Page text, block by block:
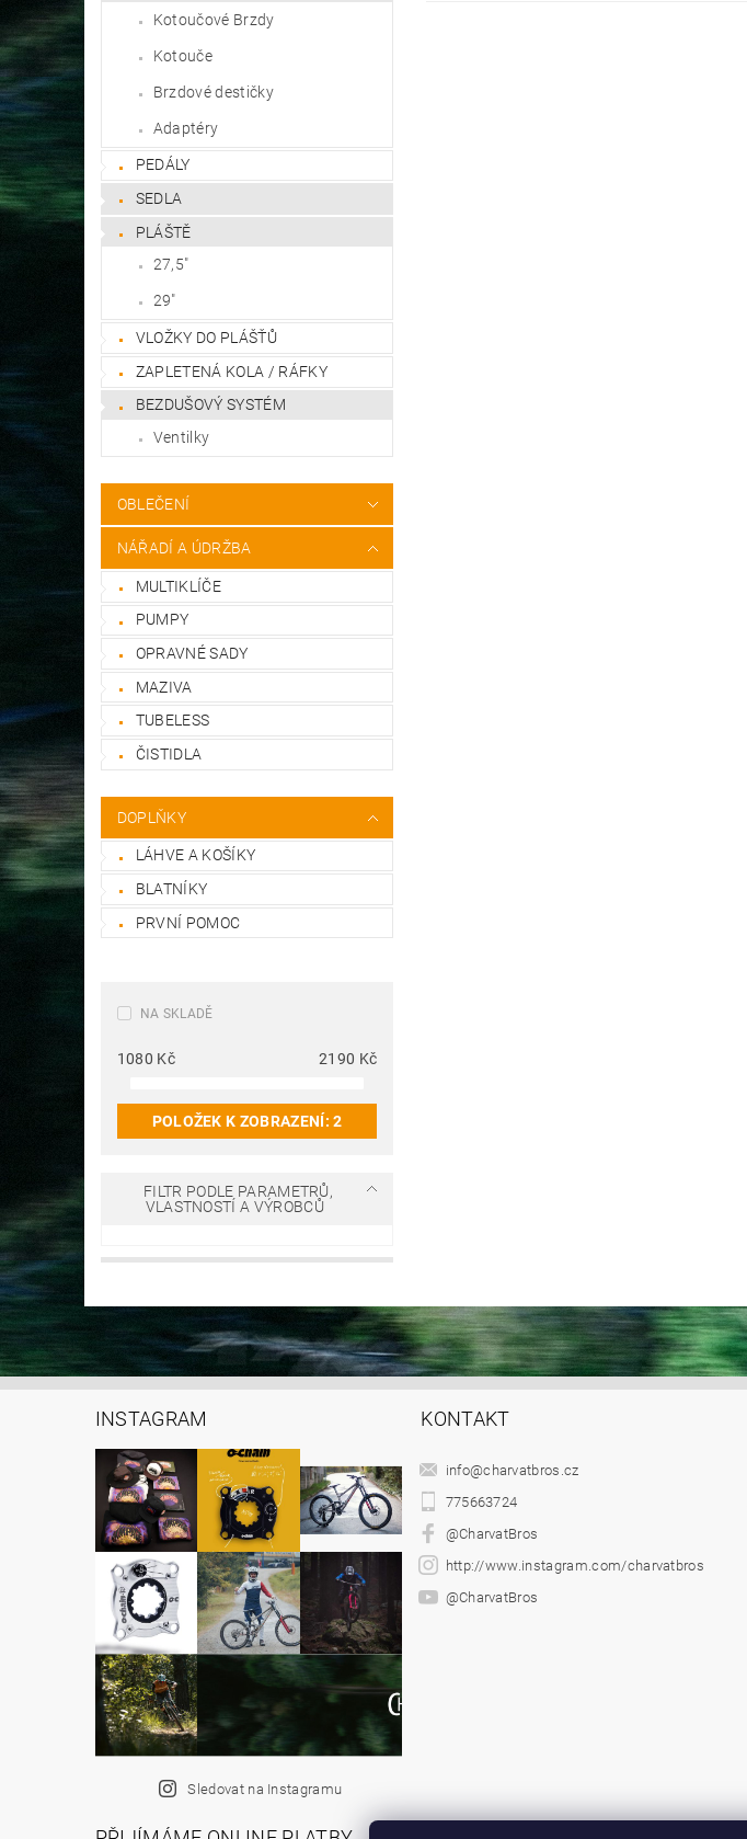
Kotoučové Brzdy
Kotouče
Brzdové destičky
Adaptéry
PEDÁLY
SEDLA
PLÁŠTĚ
27,5"
29"
VLOŽKY DO PLÁŠŤŮ
ZAPLETENÁ KOLA / RÁFKY
BEZDUŠOVÝ SYSTÉM
Ventilky
OBLEČENÍ
NÁŘADÍ A ÚDRŽBA
MULTIKLÍČE
PUMPY
OPRAVNÉ SADY
MAZIVA
TUBELESS
ČISTIDLA
DOPLŇKY
LÁHVE A KOŠÍKY
BLATNÍKY
PRVNÍ POMOC
NA SKLADĚ
1080 Kč 2190 Kč
POLOŽEK K ZOBRAZENÍ:2
FILTR PODLE PARAMETRŮ,
VLASTNOSTÍ A VÝROBCŮ
INSTAGRAM
Sledovat na Instagramu
KONTAKT
info@charvatbros.cz
775663724
@CharvatBros
http://www.instagram.com/charvatbros
@CharvatBros